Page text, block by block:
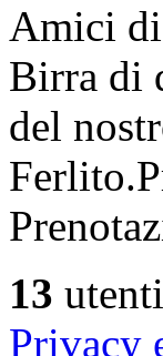
Amici di
Birra di
del
13
Privacy